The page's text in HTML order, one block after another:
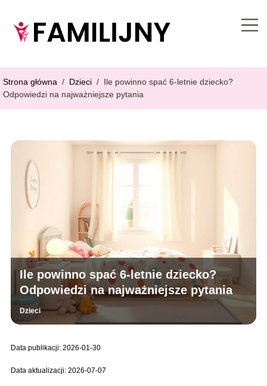
Strona główna / Dzieci / Ile powinno spać 6-letnie dziecko?
Odpowiedzi na najważniejsze pytania
Ile powinno spać 6-letnie dziecko?
Odpowiedzi na najważniejsze pytania
Dzieci
Data publikacji: 2026-01-30
Data aktualizacji: 2026-07-07